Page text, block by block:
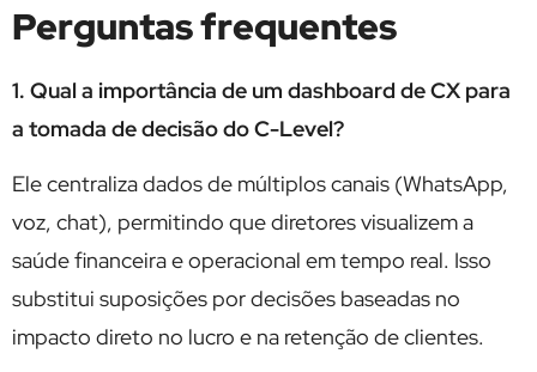
Perguntas frequentes
1. Qual a importância de um dashboard de CX para
a tomada de decisão do C-Level?
Ele centraliza dados de múltiplos canais (WhatsApp,
voz, chat), permitindo que diretores visualizem a
saúde financeira e operacional em tempo real. Isso
substitui suposições por decisões baseadas no
impacto direto no lucro e na retenção de clientes.